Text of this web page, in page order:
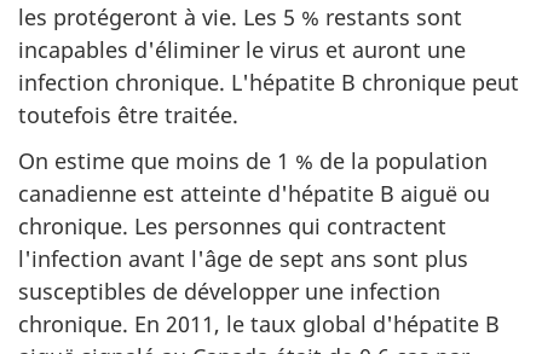
les protégeront à vie. Les 5 % restants sont
incapables d'éliminer le virus et auront une
infection chronique. L'hépatite B chronique peut
toutefois être traitée.
On estime que moins de 1 % de la population
canadienne est atteinte d'hépatite B aiguë ou
chronique. Les personnes qui contractent
l'infection avant l'âge de sept ans sont plus
susceptibles de développer une infection
chronique. En 2011, le taux global d'hépatite B